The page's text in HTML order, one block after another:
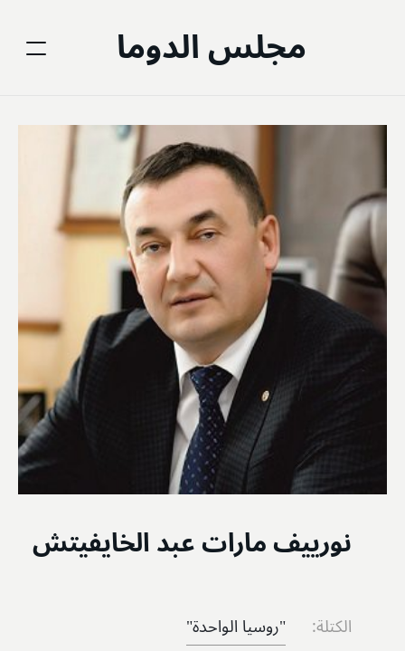
مجلس الدوما
نورييف مارات عبد الخايفيتش
الكتلة: "روسيا الواحدة"